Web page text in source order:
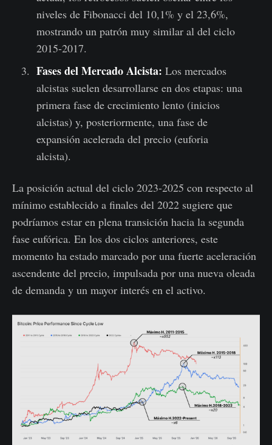
niveles de Fibonacci del 10,1% y el 23,6%,
mostrando un patrón muy similar al del ciclo
2015-2017.
Fases del Mercado Alcista: Los mercados
alcistas suelen desarrollarse en dos etapas: una
primera fase de crecimiento lento (inicios
alcistas) y, posteriormente, una fase de
expansión acelerada del precio (euforia
alcista).
La posición actual del ciclo 2023-2025 con respecto al
mínimo establecido a finales del 2022 sugiere que
podríamos estar en plena transición hacia la segunda
fase eufórica. En los dos ciclos anteriores, este
momento ha estado marcado por una fuerte aceleración
ascendente del precio, impulsada por una nueva oleada
de demanda y un mayor interés en el activo.